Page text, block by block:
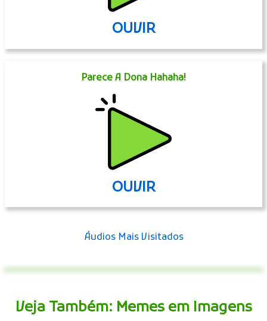
OUVIR
Parece A Dona Hahaha!
OUVIR
Áudios Mais Visitados
Veja Também: Memes em Imagens